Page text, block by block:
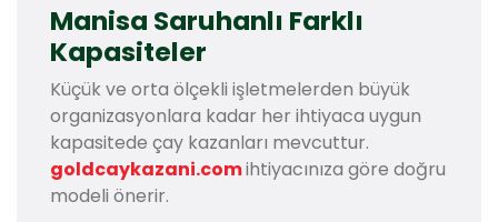
Manisa Saruhanlı Farklı
Kapasiteler
Küçük ve orta ölçekli işletmelerden büyük
organizasyonlara kadar her ihtiyaca uygun
kapasitede çay kazanları mevcuttur.
goldcaykazani.comihtiyacınıza göre doğru
modeli önerir.